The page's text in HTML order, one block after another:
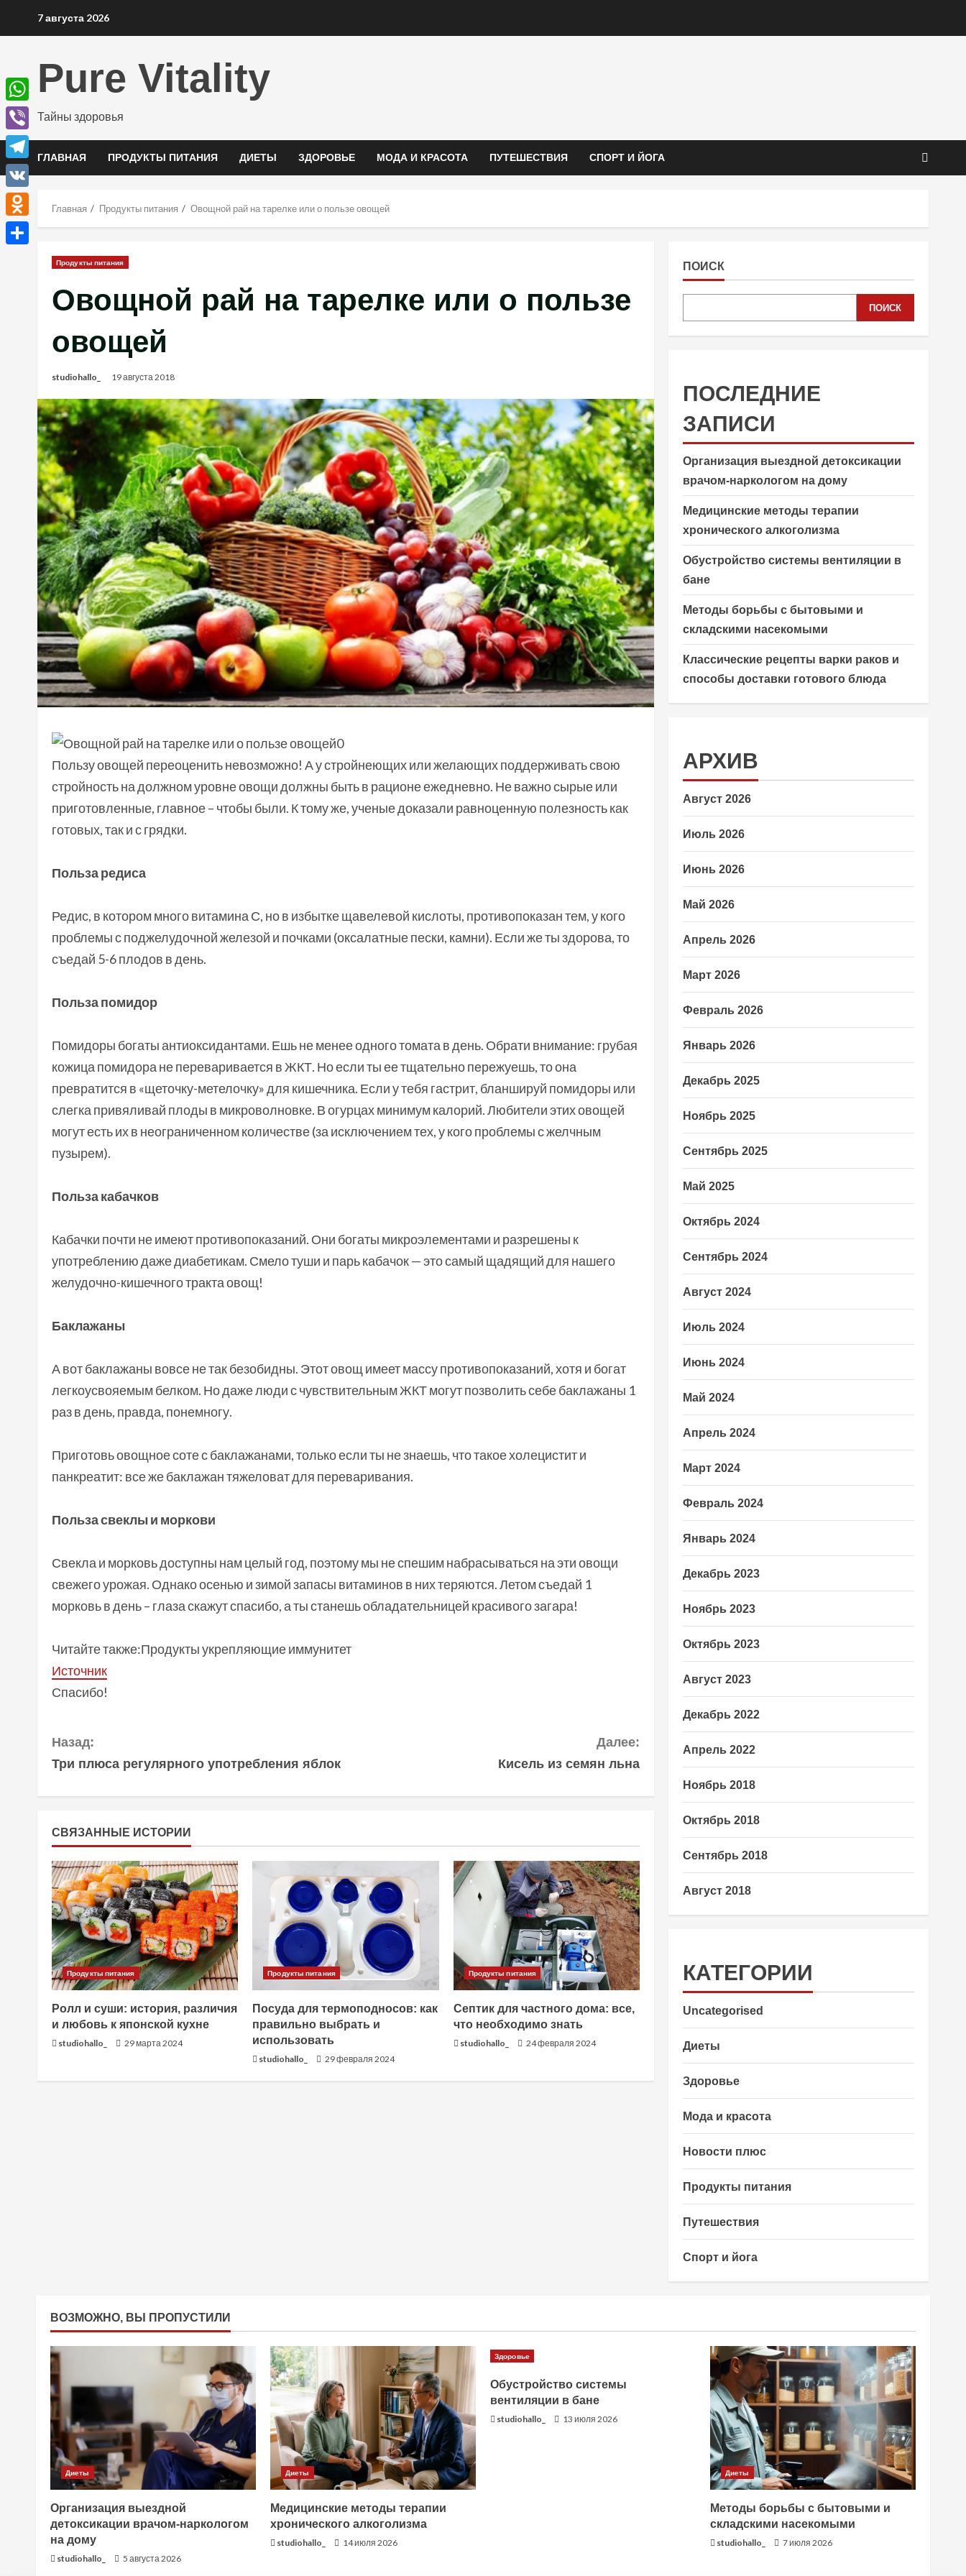
7 августа 2026
Pure Vitality
Тайны здоровья
ГЛАВНАЯ ПРОДУКТЫ ПИТАНИЯ ДИЕТЫ ЗДОРОВЬЕ МОДА И КРАСОТА ПУТЕШЕСТВИЯ СПОРТ И ЙОГА
Главная Продукты питания Овощной рай на тарелке или о пользе овощей
Продукты питания
Овощной рай на тарелке или о пользе
овощей
studiohallo_ 19 августа 2018
Пользу овощей переоценить невозможно! А у стройнеющих или желающих поддерживать свою
стройность на должном уровне овощи должны быть в рационе ежедневно. Не важно сырые или
приготовленные, главное – чтобы были. К тому же, ученые доказали равноценную полезность как
готовых, так и с грядки.
Польза редиса
Редис, в котором много витамина С, но в избытке щавелевой кислоты, противопоказан тем, у кого
проблемы с поджелудочной железой и почками (оксалатные пески, камни). Если же ты здорова, то
съедай 5-6 плодов в день.
Польза помидор
Помидоры богаты антиоксидантами. Ешь не менее одного томата в день. Обрати внимание: грубая
кожица помидора не переваривается в ЖКТ. Но если ты ее тщательно пережуешь, то она
превратится в «щеточку-метелочку» для кишечника. Если у тебя гастрит, бланшируй помидоры или
слегка привяливай плоды в микроволновке. В огурцах минимум калорий. Любители этих овощей
могут есть их в неограниченном количестве (за исключением тех, у кого проблемы с желчным
пузырем).
Польза кабачков
Кабачки почти не имеют противопоказаний. Они богаты микроэлементами и разрешены к
употреблению даже диабетикам. Смело туши и парь кабачок — это самый щадящий для нашего
желудочно-кишечного тракта овощ!
Баклажаны
А вот баклажаны вовсе не так безобидны. Этот овощ имеет массу противопоказаний, хотя и богат
легкоусвояемым белком. Но даже люди с чувствительным ЖКТ могут позволить себе баклажаны 1
раз в день, правда, понемногу.
Приготовь овощное соте с баклажанами, только если ты не знаешь, что такое холецистит и
панкреатит: все же баклажан тяжеловат для переваривания.
Польза свеклы и моркови
Свекла и морковь доступны нам целый год, поэтому мы не спешим набрасываться на эти овощи
свежего урожая. Однако осенью и зимой запасы витаминов в них теряются. Летом съедай 1
морковь в день – глаза скажут спасибо, а ты станешь обладательницей красивого загара!
Читайте также:Продукты укрепляющие иммунитет
Источник
Спасибо!
П
р
д
о
л
ж
и
т
ь
ч
т
Назад:
Три плюса регулярного употребления яблок
Далее:
Кисель из семян льна
СВЯЗАННЫЕ ИСТОРИИ
Продукты питания
Ролл и суши: история, различия
и любовь к японской кухне
studiohallo_ 29 марта 2024
Продукты питания
Посуда для термоподносов: как
правильно выбрать и
использовать
studiohallo_ 29 февраля 2024
Продукты питания
Септик для частного дома: все,
что необходимо знать
studiohallo_ 24 февраля 2024
ПОИСК
ПОИСК
ПОСЛЕДНИЕ
ЗАПИСИ
Организация выездной детоксикации
врачом-наркологом на дому
Медицинские методы терапии
хронического алкоголизма
Обустройство системы вентиляции в
бане
Методы борьбы с бытовыми и
складскими насекомыми
Классические рецепты варки раков и
способы доставки готового блюда
АРХИВ
Август 2026
Июль 2026
Июнь 2026
Май 2026
Апрель 2026
Март 2026
Февраль 2026
Январь 2026
Декабрь 2025
Ноябрь 2025
Сентябрь 2025
Май 2025
Октябрь 2024
Сентябрь 2024
Август 2024
Июль 2024
Июнь 2024
Май 2024
Апрель 2024
Март 2024
Февраль 2024
Январь 2024
Декабрь 2023
Ноябрь 2023
Октябрь 2023
Август 2023
Декабрь 2022
Апрель 2022
Ноябрь 2018
Октябрь 2018
Сентябрь 2018
Август 2018
КАТЕГОРИИ
Uncategorised
Диеты
Здоровье
Мода и красота
Новости плюс
Продукты питания
Путешествия
Спорт и йога
ВОЗМОЖНО, ВЫ ПРОПУСТИЛИ
Диеты
Организация выездной
детоксикации врачом-наркологом
на дому
studiohallo_ 5 августа 2026
Диеты
Медицинские методы терапии
хронического алкоголизма
studiohallo_ 14 июля 2026
Здоровье
Обустройство системы
вентиляции в бане
studiohallo_ 13 июля 2026
Диеты
Методы борьбы с бытовыми и
складскими насекомыми
studiohallo_ 7 июля 2026
WhatsApp
Viber
Telegram
VK
Odnoklassniki
Отправить